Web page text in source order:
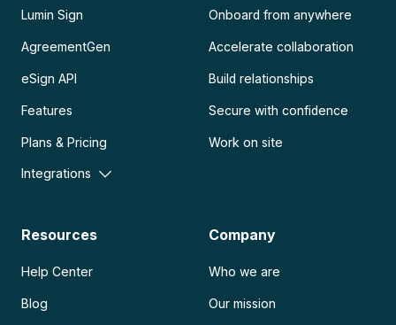
Lumin Sign
AgreementGen
eSign API
Features
Plans & Pricing
Integrations
Onboard from anywhere
Accelerate collaboration
Build relationships
Secure with confidence
Work on site
Resources
Help Center
Blog
Company
Who we are
Our mission